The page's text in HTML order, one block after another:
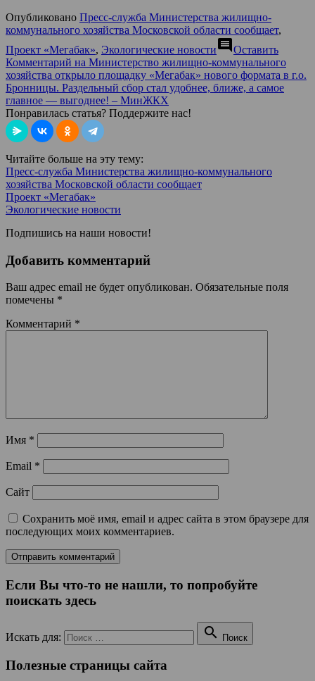
Опубликовано Пресс-служба Министерства жилищно-
коммунального хозяйства Московской области сообщает,
Проект «Мегабак», Экологические новостиcomment Оставить
Комментарий на Министерство жилищно-коммунального
хозяйства открыло площадку «Мегабак» нового формата в г.о.
Бронницы. Раздельный сбор стал удобнее, ближе, а самое
главное — выгоднее! – МинЖКХ
Понравилась статья? Поддержите нас!
Читайте больше на эту тему:
Пресс-служба Министерства жилищно-коммунального
хозяйства Московской области сообщает
Проект «Мегабак»
Экологические новости
Подпишись на наши новости!
Добавить комментарий
Ваш адрес email не будет опубликован. Обязательные поля
помечены *
Комментарий *
Имя *
Email *
Сайт
Сохранить моё имя, email и адрес сайта в этом браузере для
последующих моих комментариев.
Если Вы что-то не нашли, то попробуйте
поискать здесь
Искать для:  Поиск
Полезные страницы сайта